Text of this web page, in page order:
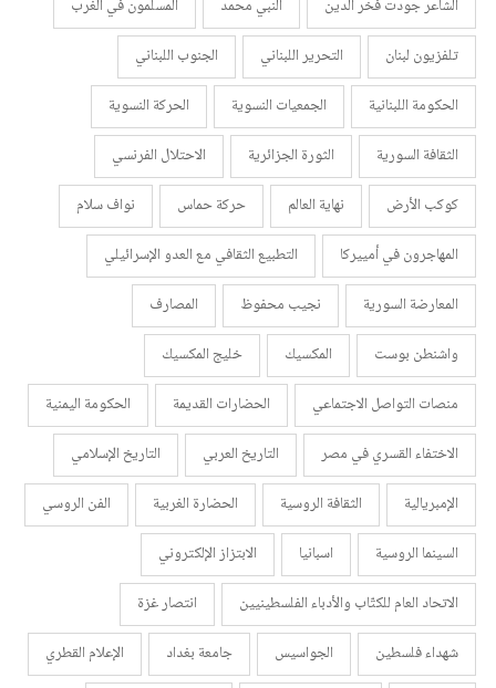
الشاعر جودت فخر الدين
النبي محمد
المسلمون في الغرب
تلفزيون لبنان
التحرير اللبناني
الجنوب اللبناني
الحكومة اللبنانية
الجمعيات النسوية
الحركة النسوية
الثقافة السورية
الثورة الجزائرية
الاحتلال الفرنسي
كوكب الأرض
نهاية العالم حركة حماس
نواف سلام
المهاجرون في أمييركا
التطبيع الثقافي مع العدو الإسرائيلي
المعارضة السورية
نجيب محفوظ
المصارف
واشنطن بوست
المكسيك
خليج المكسيك
منصات التواصل الاجتماعي
الحضارات القديمة
الحكومة اليمنية
الاختفاء القسري في مصر
التاريخ العربي
التاريخ الإسلامي
الإمبريالية
الثقافة الروسية الحضارة الغربية
الفن الروسي
السينما الروسية
اسبانيا
الابتزاز الإلكتروني
الاتحاد العام للكتّاب والأدباء الفلسطينيين
انتصار غزة
شهداء فلسطين
الجواسيس جامعة بغداد
الإعلام القطري